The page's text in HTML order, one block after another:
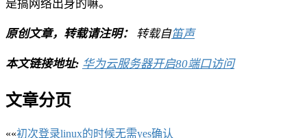
是搞网络出身的嘛。
原创文章，转载请注明： 转载自笛声
本文链接地址: 华为云服务器开启80端口访问
文章分页
««初次登录linux的时候无需yes确认